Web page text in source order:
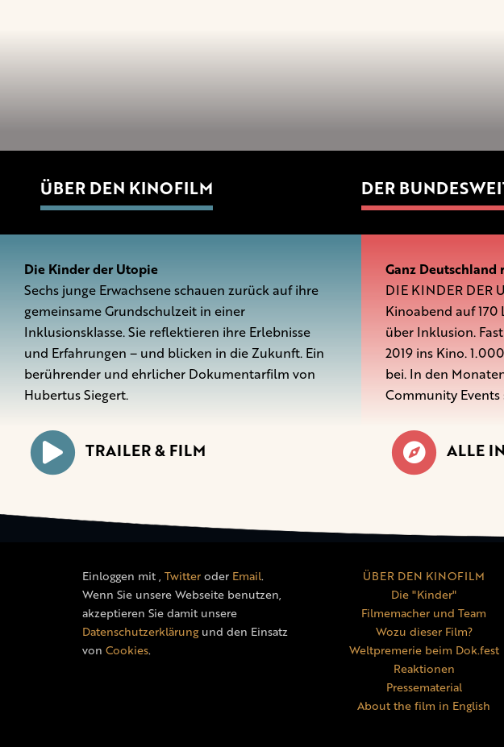
ÜBER DEN KINOFILM
Die Kinder der Utopie
Sechs junge Erwachsene schauen zurück auf ihre
gemeinsame Grundschulzeit in einer
Inklusionsklasse. Sie reflektieren ihre Erlebnisse
und Erfahrungen – und blicken in die Zukunft. Ein
berührender und ehrlicher Dokumentarfilm von
Hubertus Siegert.
TRAILER & FILM
DER
Ganz
DIE KINDER DER
Kinoabend auf 170
über Inklusion.
2019 ins Kino.
bei. In den
Community Events
ALLE
Einloggen mit, Twitteroder Email.
Wenn Sie unsere Webseite benutzen,
akzeptieren Sie damit unsere
Datenschutzerklärungund den Einsatz
von Cookies.
ÜBER DEN KINOFILM
Die "Kinder"
Filmemacher und Team
Wozu dieser Film?
Weltpremerie beim Dok.fest
Reaktionen
Pressematerial
About the film in English